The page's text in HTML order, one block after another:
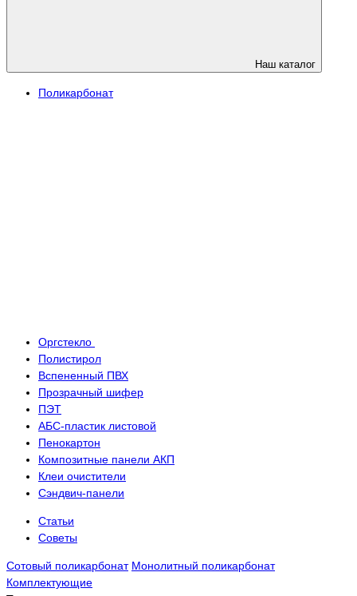
Наш каталог
Поликарбонат
Оргстекло
Полистирол
Вспененный ПВХ
Прозрачный шифер
ПЭТ
АБС-пластик листовой
Пенокартон
Композитные панели АКП
Клеи очистители
Сэндвич-панели
Статьи
Советы
Сотовый поликарбонат Монолитный поликарбонат
Комплектующие